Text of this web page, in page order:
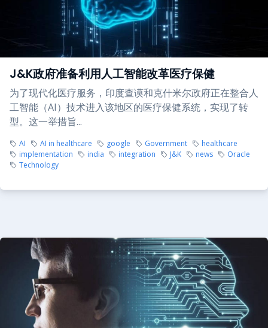
J&K政府准备利用人工智能改革医疗保健
为了现代化医疗服务，印度查谟和克什米尔政府正在整合人
工智能（AI）技术进入该地区的医疗保健系统，实现了转
型。这一举措旨...
AI AI in healthcare google Government
healthcare
implementation
india integration J&K news
Oracle
Technology